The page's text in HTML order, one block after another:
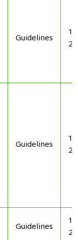
Guidelines
Guidelines
Guidelines